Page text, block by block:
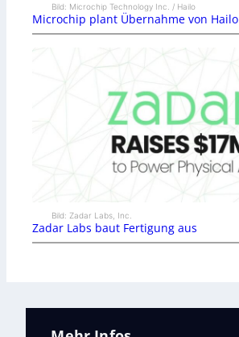
Bild: Microchip Technology Inc. / Hailo
Microchip plant Übernahme von Hailo
Bild: Zadar Labs, Inc.
Zadar Labs baut Fertigung aus